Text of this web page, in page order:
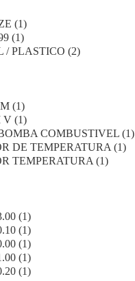
(1)
(1)
/ PLASTICO (2)
(1)
V (1)
COMBUSTIVEL (1)
DE TEMPERATURA (1)
TEMPERATURA (1)
(1)
(1)
(1)
(1)
(1)